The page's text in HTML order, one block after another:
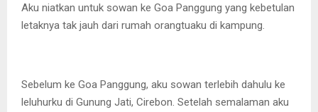
Aku niatkan untuk sowan ke Goa Panggung yang kebetulan
letaknya tak jauh dari rumah orangtuaku di kampung.
Sebelum ke Goa Panggung, aku sowan terlebih dahulu ke
leluhurku di Gunung Jati, Cirebon. Setelah semalaman aku